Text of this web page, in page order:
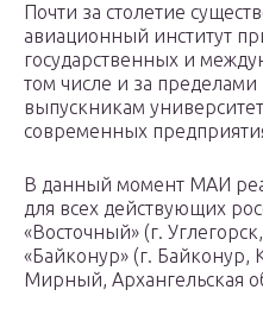
Почти за столетие
авиационный институт
государственных и
том числе и за
выпускникам
современных
В данный момент МАИ
для всех действующих
«Восточный» (г.
«Байконур» (г. Байконур,
Мирный, Архангельская